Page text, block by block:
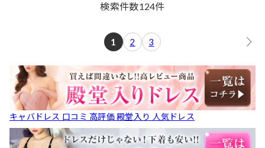
検索件数124件
1 2 3
キャバドレス 口コミ 高評価 殿堂入り 人気ドレス